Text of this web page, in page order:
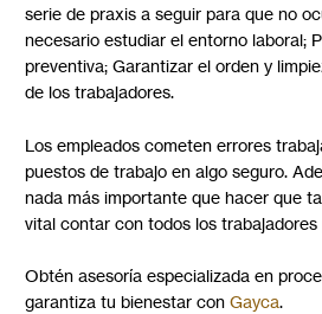
serie de praxis a seguir para que no
necesario estudiar el entorno laboral;
preventiva; Garantizar el orden y
de los trabajadores.
Los empleados cometen errores
puestos de trabajo en algo seguro.
nada más importante que hacer que
vital contar con todos los
Obtén asesoría especializada en
garantiza tu bienestar con Gayca.